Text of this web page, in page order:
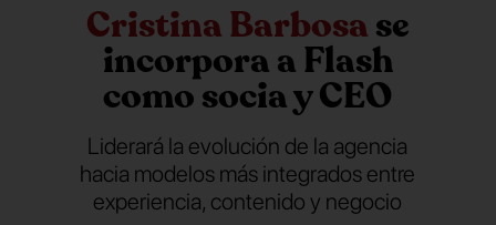
Cristina Barbosase
incorpora a Flash
como socia y CEO
Liderará la evolución de la agencia
hacia modelos más integrados entre
experiencia, contenido y negocio